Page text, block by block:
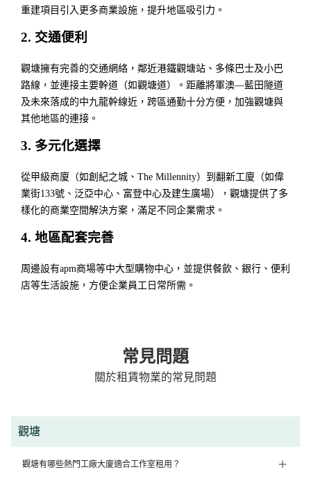
重建項目引入更多商業設施，提升地區吸引力。
2. 交通便利
觀塘擁有完善的交通網絡，鄰近港鐵觀塘站、多條巴士及小巴
路線，並連接主要幹道（如觀塘道）。距離將軍澳—藍田隧道
及未來落成的中九龍幹線近，跨區通勤十分方便，加強觀塘與
其他地區的連接。
3. 多元化選擇
從甲級商廈（如創紀之城、The Millennity）到翻新工廈（如偉
業街133號、泛亞中心、富登中心及建生廣場），觀塘提供了多
樣化的商業空間解決方案，滿足不同企業需求。
4. 地區配套完善
周邊設有apm商場等中大型購物中心，並提供餐飲、銀行、便利
店等生活設施，方便企業員工日常所需。
常見問題
關於租賃物業的常見問題
觀塘
觀塘有哪些熱門工廠大廈適合工作室租用？